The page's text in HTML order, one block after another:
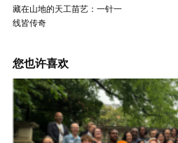
藏在山地的天工苗艺：一针一
线皆传奇
您也许喜欢